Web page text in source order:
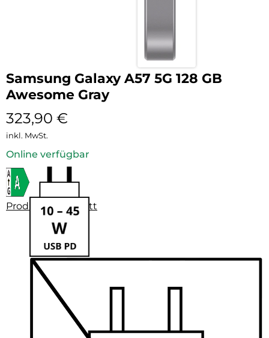
Samsung Galaxy A57 5G 128 GB
Awesome Gray
323,90 €
inkl. MwSt.
Online verfügbar
Produktdatenblatt